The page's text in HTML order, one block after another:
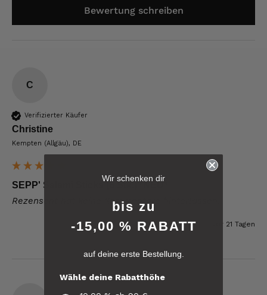
Bewertung schreiben
C
Verifizierter Käufer
Christine
Kempten (Allgäu), DE
SEPP' Salami Sticks (6 Stk.) *NEU*
Rezensent hat keine Kommentare hinterlassen.
vor 21 Tagen
rating 6.257
reviews-io
Verifizierter Kunde
Wir schenken dir
bis zu
-15,00 % RABATT
auf deine erste Bestellung.
Wähle deine Rabatthöhe